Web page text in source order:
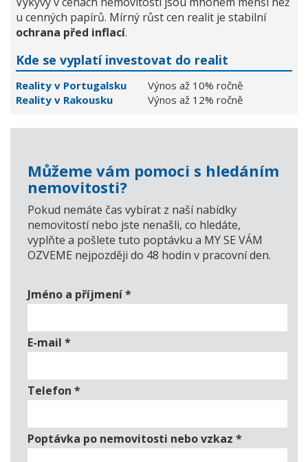
u cenných papírů. Mírný růst cen realit je stabilní
ochrana před inflací.
Kde se vyplatí investovat do realit
Reality v Portugalsku
Výnos až 10% ročně
Reality v Rakousku
Výnos až 12% ročně
Můžeme vám pomoci s hledáním
nemovitosti?
Pokud nemáte čas vybírat z naší nabídky
nemovitostí nebo jste nenašli, co hledáte,
vyplňte a pošlete tuto poptávku a MY SE VÁM
OZVEME nejpozději do 48 hodin v pracovní den.
Jméno a příjmení*
E-mail *
Telefon *
Poptávka po nemovitosti nebo vzkaz *